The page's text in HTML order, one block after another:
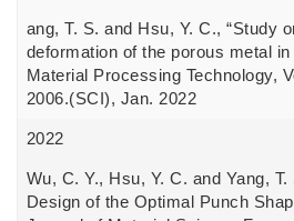
ang, T. S. and Hsu, Y. C., “Study
deformation of the porous metal
Material Processing Technology,
2006.(SCI), Jan. 2022
2022
Wu, C. Y., Hsu, Y. C. and Yang,
Design of the Optimal Punch